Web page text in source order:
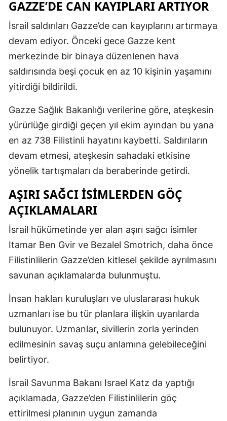
GAZZE’DE CAN KAYIPLARI ARTIYOR
İsrail saldırıları Gazze’de can kayıplarını artırmaya
devam ediyor. Önceki gece Gazze kent
merkezinde bir binaya düzenlenen hava
saldırısında beşi çocuk en az 10 kişinin yaşamını
yitirdiği bildirildi.
Gazze Sağlık Bakanlığı verilerine göre, ateşkesin
yürürlüğe girdiği geçen yıl ekim ayından bu yana
en az 738 Filistinli hayatını kaybetti. Saldırıların
devam etmesi, ateşkesin sahadaki etkisine
yönelik tartışmaları da beraberinde getirdi.
AŞIRI SAĞCI ISIMLERDEN GÖÇ
AÇIKLAMALARI
İsrail hükümetinde yer alan aşırı sağcı isimler
Itamar Ben Gvir ve Bezalel Smotrich, daha önce
Filistinlilerin Gazze’den kitlesel şekilde ayrılmasını
savunan açıklamalarda bulunmuştu.
İnsan hakları kuruluşları ve uluslararası hukuk
uzmanları ise bu tür planlara ilişkin uyarılarda
bulunuyor. Uzmanlar, sivillerin zorla yerinden
edilmesinin savaş suçu anlamına gelebileceğini
belirtiyor.
İsrail Savunma Bakanı Israel Katz da yaptığı
açıklamada, Gazze’den Filistinlilerin göç
ettirilmesi planının uygun zamanda